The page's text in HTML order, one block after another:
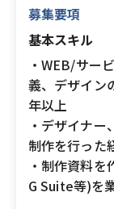
募集要項
基本スキル
・WEB/サー
義、デザイン
年以上
・デザイナ
制作を行った
・制作資料
G Suite等)を